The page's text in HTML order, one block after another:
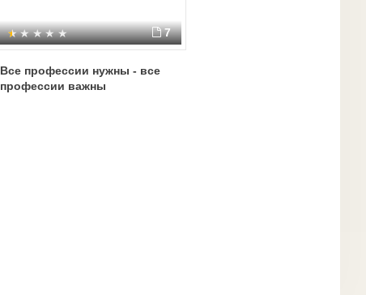
7
Все профессии нужны - все
профессии важны